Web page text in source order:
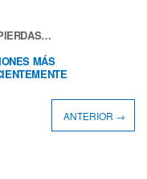
MÁS
ANTERIOR →